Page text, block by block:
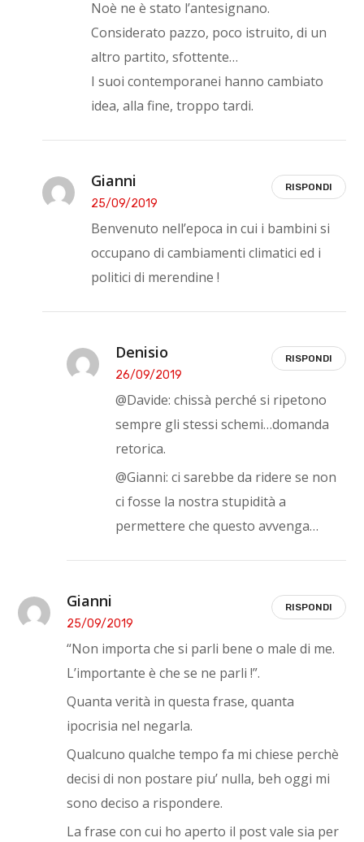
Noè ne è stato l’antesignano.
Considerato pazzo, poco istruito, di un
altro partito, sfottente…
I suoi contemporanei hanno cambiato
idea, alla fine, troppo tardi.
Gianni
25/09/2019
Benvenuto nell’epoca in cui i bambini si
occupano di cambiamenti climatici ed i
politici di merendine !
RISPONDI
Denisio
26/09/2019
@Davide: chissà perché si ripetono
sempre gli stessi schemi…domanda
retorica.
@Gianni: ci sarebbe da ridere se non
ci fosse la nostra stupidità a
permettere che questo avvenga…
RISPONDI
Gianni
25/09/2019
“Non importa che si parli bene o male di me.
L’importante è che se ne parli !”.
Quanta verità in questa frase, quanta
ipocrisia nel negarla.
Qualcuno qualche tempo fa mi chiese perchè
decisi di non postare piu’ nulla, beh oggi mi
sono deciso a rispondere.
La frase con cui ho aperto il post vale sia per
RISPONDI